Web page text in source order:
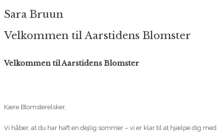
Sara Bruun
Velkommen til Aarstidens Blomster
Velkommen til Aarstidens Blomster
Kære Blomsterelsker,
Vi håber, at du har haft en dejlig sommer – vi er klar til at hjælpe dig med